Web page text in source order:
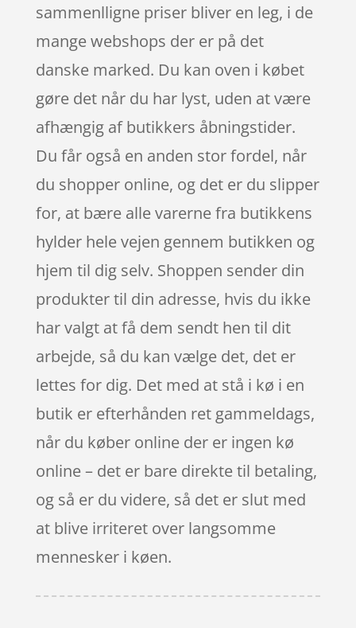
sammenlligne priser bliver en leg, i de
mange webshops der er på det
danske marked. Du kan oven i købet
gøre det når du har lyst, uden at være
afhængig af butikkers åbningstider.
Du får også en anden stor fordel, når
du shopper online, og det er du slipper
for, at bære alle varerne fra butikkens
hylder hele vejen gennem butikken og
hjem til dig selv. Shoppen sender din
produkter til din adresse, hvis du ikke
har valgt at få dem sendt hen til dit
arbejde, så du kan vælge det, det er
lettes for dig. Det med at stå i kø i en
butik er efterhånden ret gammeldags,
når du køber online der er ingen kø
online – det er bare direkte til betaling,
og så er du videre, så det er slut med
at blive irriteret over langsomme
mennesker i køen.